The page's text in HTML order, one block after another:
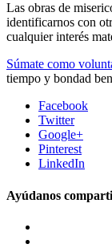
Las obras de
identificarnos con
cualquier interés
Súmate como
tiempo y bondad
Facebook
Twitter
Google+
Pinterest
LinkedIn
Ayúdanos